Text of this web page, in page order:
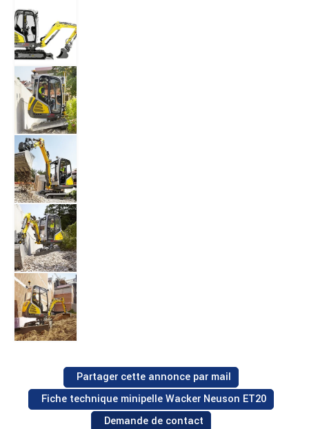
Demande de contact
Partager cette annonce par mail
Fiche technique minipelle Wacker Neuson ET20